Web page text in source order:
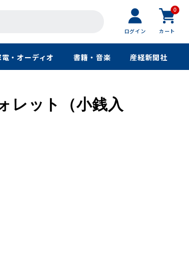
ログイン
0
カート
電・オーディオ 書籍・音楽 産経新聞社
レット（小銭入